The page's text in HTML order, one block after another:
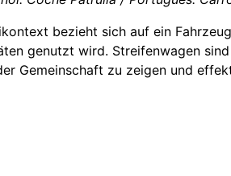
bezieht sich auf ein
genutzt wird. Streifenwagen
Gemeinschaft zu zeigen und